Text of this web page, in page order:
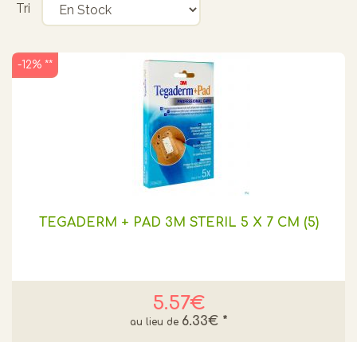
Tri
TEGADERM + PAD 3M STERIL 5 X 7 CM (5)
5.57€
6.33€ *
-12% **